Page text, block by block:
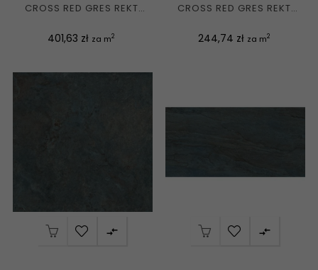
CROSS RED GRES REKT.
Cena
401,63 zł za m2
CROSS RED GRES REKT.
Cena
244,74 zł za m2
 